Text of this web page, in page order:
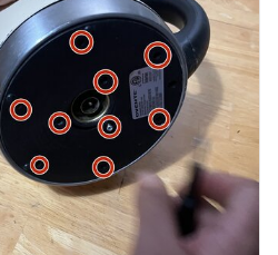
Publier un commentaire